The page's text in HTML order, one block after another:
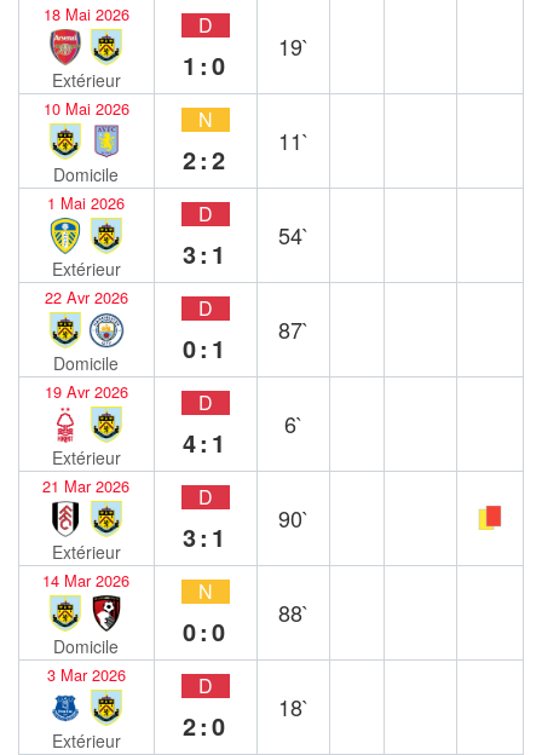
18 Mai 2026
Extérieur
D
1:0
19`
10 Mai 2026
Domicile
N
2:2
11`
1 Mai 2026
Extérieur
D
3:1
54`
22 Avr 2026
Domicile
D
0:1
87`
19 Avr 2026
Extérieur
D
4:1
6`
21 Mar 2026
Extérieur
D
3:1
90`
14 Mar 2026
Domicile
N
0:0
88`
3 Mar 2026
Extérieur
D
2:0
18`